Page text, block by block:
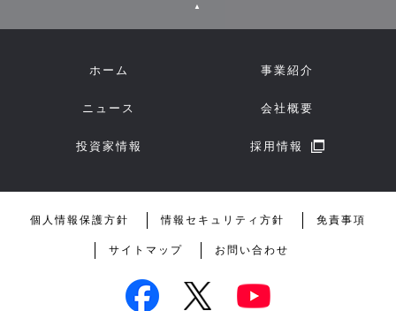
▲
ホーム 事業紹介
ニュース 会社概要
投資家情報 採用情報
個人情報保護方針 情報セキュリティ方針 免責事項
サイトマップ お問い合わせ